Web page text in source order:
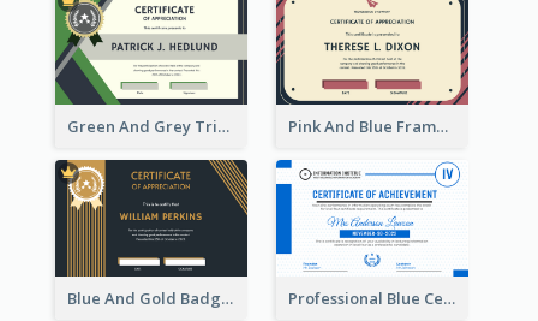
Green And Grey Triangles With Badge Certificate Pink And Blue Frame Company Certificate
Blue And Gold Badge Appreciation Certificate Professional Blue Certificate Design Template Idea